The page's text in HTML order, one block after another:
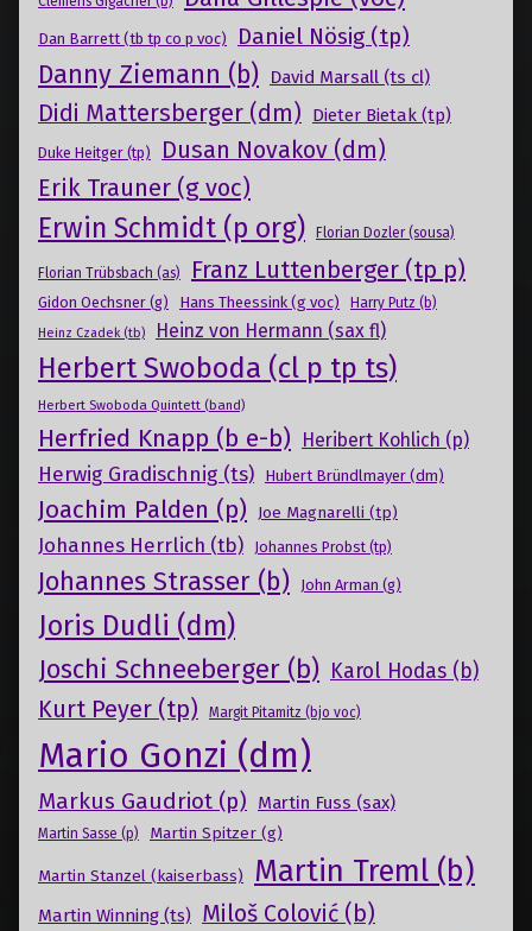
Dan Barrett (tb tp co p voc) Daniel Nösig (tp)
Danny Ziemann (b) David Marsall (ts cl)
Didi Mattersberger (dm) Dieter Bietak (tp)
Duke Heitger (tp) Dusan Novakov (dm)
Erik Trauner (g voc)
Erwin Schmidt (p org) Florian Dozler (sousa)
Florian Trübsbach (as) Franz Luttenberger (tp p)
Gidon Oechsner (g) Hans Theessink (g voc) Harry Putz (b)
Heinz Czadek (tb) Heinz von Hermann (sax fl)
Herbert Swoboda (cl p tp ts)
Herbert Swoboda Quintett (band)
Herfried Knapp (b e-b) Heribert Kohlich (p)
Herwig Gradischnig (ts) Hubert Bründlmayer (dm)
Joachim Palden (p) Joe Magnarelli (tp)
Johannes Herrlich (tb) Johannes Probst (tp)
Johannes Strasser (b) John Arman (g)
Joris Dudli (dm)
Joschi Schneeberger (b) Karol Hodas (b)
Kurt Peyer (tp) Margit Pitamitz (bjo voc)
Mario Gonzi (dm)
Markus Gaudriot (p) Martin Fuss (sax)
Martin Sasse (p) Martin Spitzer (g)
Martin Stanzel (kaiserbass) Martin Treml (b)
Martin Winning (ts) Miloš Colović (b)